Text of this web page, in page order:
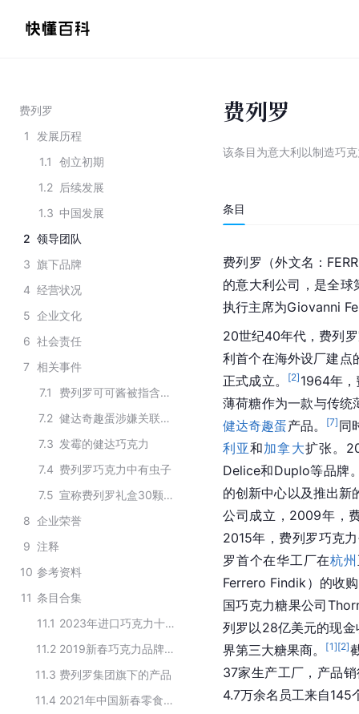
费列罗
1
发展历程
1.1
创立初期
1.2 后续发展
1.3 中国发展
2 领导团队
3 旗下品牌
4 经营状况
5 企业文化
6 社会责任
7 相关事件
7.1
费列罗可可酱被指含兴奋性毒素涉事产品在华有售
7.2
健达奇趣蛋涉嫌关联儿童感染沙门氏菌病例
7.3 发霉的健达巧克力
7.4 费列罗巧克力中有虫子
7.5
宣称费列罗礼盒30颗仅10颗真货
8 企业荣誉
9 注释
10 参考资料
11 条目合集
11.1
2023年进口巧克力十大品牌排行榜
11.2
2019新春巧克力品牌排行榜TOP8
11.3 费列罗集团旗下的产品
11.4
2021年中国新春零食礼包礼盒品牌线上发展排行榜单TOP10
费列罗
该条目为意大利以制造巧
条目
费列罗（外文名：
的意大利公司，是全
执行主席为Giovanni
20世纪40年代，费列
利首个在海外设厂建点
正式成立。
[2] 1964年
薄荷糖作为一款与传统
健达奇趣蛋产品。 [7] 同
利亚和加拿大扩张。
Delice和Duplo等品牌
的创新中心以及推出新
公司成立，2009年，
2015年，费列罗巧克
罗首个在华工厂在杭州
Ferrero Findik）的收
国巧克力糖果公司
列罗以28亿美元的现金
界第三大糖果商。
[1][2]
37家生产工厂，产品
4.7万余名员工来自145